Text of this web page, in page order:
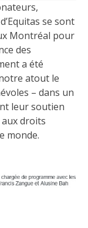
se sont
Montréal pour
des
a été
atout le
– dans un
leur soutien
droits
monde.